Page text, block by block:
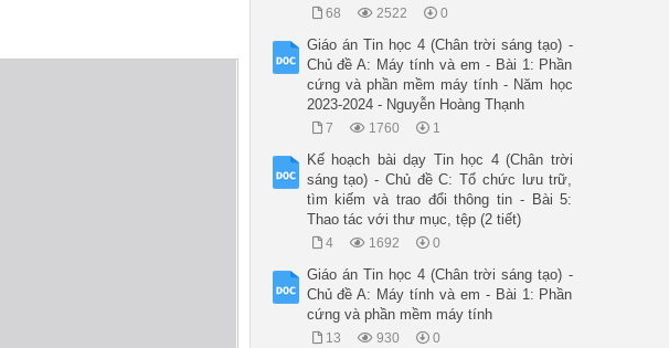
68 2522 0
Giáo án Tin học 4 (Chân trời sáng tạo) -
Chủ đề A: Máy tính và em - Bài 1: Phần
cứng và phần mềm máy tính - Năm học
2023-2024 - Nguyễn Hoàng Thạnh
7 1760 1
Kế hoạch bài dạy Tin học 4 (Chân trời
sáng tạo) - Chủ đề C: Tổ chức lưu trữ,
tìm kiếm và trao đổi thông tin - Bài 5:
Thao tác với thư mục, tệp (2 tiết)
4 1692 0
Giáo án Tin học 4 (Chân trời sáng tạo) -
Chủ đề A: Máy tính và em - Bài 1: Phần
cứng và phần mềm máy tính
13 930 0